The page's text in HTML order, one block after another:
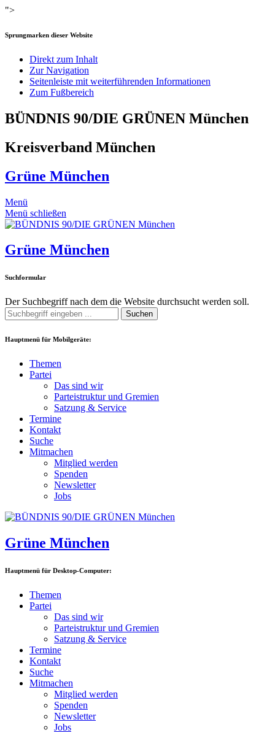
">
Sprungmarken dieser Website
Direkt zum Inhalt
Zur Navigation
Seitenleiste mit weiterführenden Informationen
Zum Fußbereich
BÜNDNIS 90/DIE GRÜNEN München
Kreisverband München
Grüne München
Menü
Menü schließen
Grüne München
Suchformular
Der Suchbegriff nach dem die Website durchsucht werden soll.
Suchen
Hauptmenü für Mobilgeräte:
Themen
Partei
Das sind wir
Parteistruktur und Gremien
Satzung & Service
Termine
Kontakt
Suche
Mitmachen
Mitglied werden
Spenden
Newsletter
Jobs
Grüne München
Hauptmenü für Desktop-Computer:
Themen
Partei
Das sind wir
Parteistruktur und Gremien
Satzung & Service
Termine
Kontakt
Suche
Mitmachen
Mitglied werden
Spenden
Newsletter
Jobs